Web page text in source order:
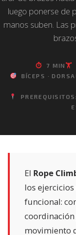
luego ponerse de
manos suben. Las
⏱ 7 MIN 🏋️
BÍCEPS ·
El Rope
los
funcional:
movimiento